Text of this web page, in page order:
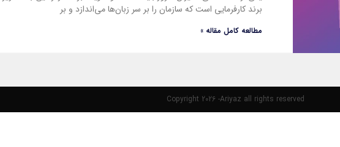
برند کارفرمایی است که سازمان را بر سر زبان‌ها می‌اندازد و بر
مطالعه کامل مقاله »
Copyright 2026 -Ariyaz all rights reserved